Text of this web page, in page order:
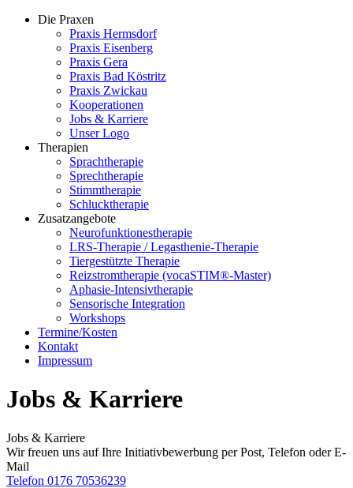
Die Praxen
Praxis Hermsdorf
Praxis Eisenberg
Praxis Gera
Praxis Bad Köstritz
Praxis Zwickau
Kooperationen
Jobs & Karriere
Unser Logo
Therapien
Sprachtherapie
Sprechtherapie
Stimmtherapie
Schlucktherapie
Zusatzangebote
Neurofunktionestherapie
LRS-Therapie / Legasthenie-Therapie
Tiergestützte Therapie
Reizstromtherapie (vocaSTIM®-Master)
Aphasie-Intensivtherapie
Sensorische Integration
Workshops
Termine/Kosten
Kontakt
Impressum
Jobs & Karriere
Jobs & Karriere
Wir freuen uns auf Ihre Initiativbewerbung per Post, Telefon oder E-
Mail
Telefon 0176 70536239